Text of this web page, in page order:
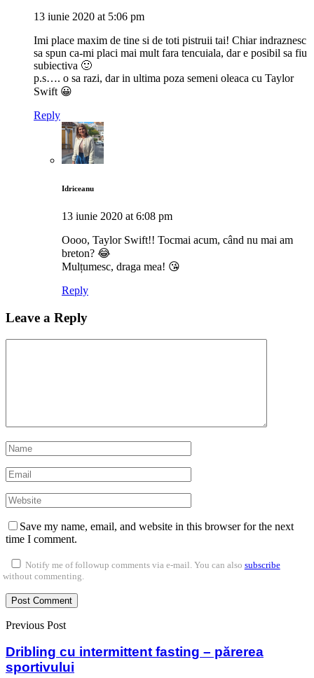
13 iunie 2020 at 5:06 pm
Imi place maxim de tine si de toti pistruii tai! Chiar indraznesc
sa spun ca-mi placi mai mult fara tencuiala, dar e posibil sa fiu
subiectiva 🙂
p.s…. o sa razi, dar in ultima poza semeni oleaca cu Taylor
Swift 😀
Reply
Idriceanu
13 iunie 2020 at 6:08 pm
Oooo, Taylor Swift!! Tocmai acum, când nu mai am
breton? 😂
Mulțumesc, draga mea! 😘
Reply
Leave a Reply
Save my name, email, and website in this browser for the next
time I comment.
Notify me of followup comments via e-mail. You can also subscribe
without commenting.
Previous Post
Dribling cu intermittent fasting – părerea
sportivului